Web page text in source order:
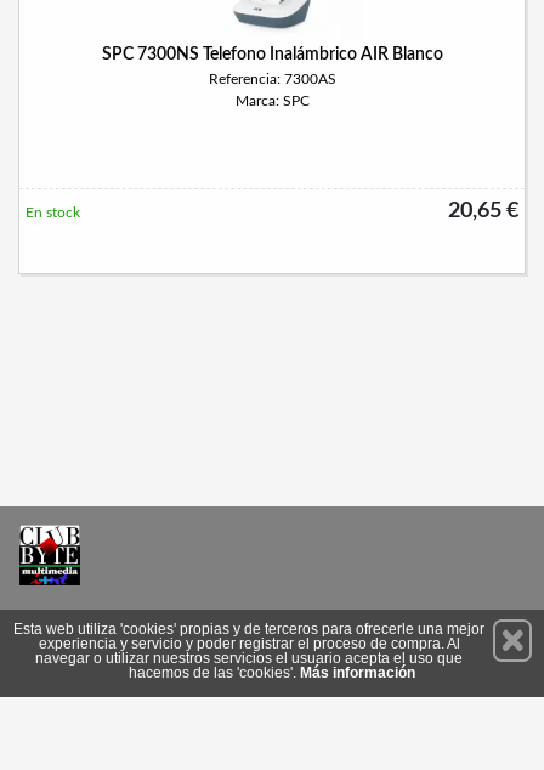
SPC 7300NS Telefono Inalámbrico AIR Blanco
Referencia: 7300AS
Marca: SPC
20,65 €
En stock
Suscríbete
Esta web utiliza 'cookies' propias y de terceros para ofrecerle una mejor
experiencia y servicio y poder registrar el proceso de compra. Al
navegar o utilizar nuestros servicios el usuario acepta el uso que
hacemos de las 'cookies'. Más información